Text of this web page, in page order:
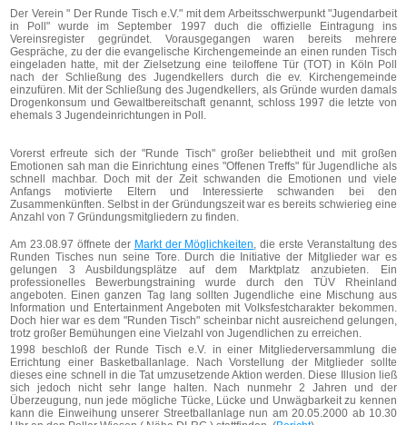
Der Verein " Der Runde Tisch e.V." mit dem Arbeitsschwerpunkt "Jugendarbeit
in Poll" wurde im September 1997 duch die offizielle Eintragung ins
Vereinsregister gegründet. Vorausgegangen waren bereits mehrere
Gespräche, zu der die evangelische Kirchengemeinde an einen runden Tisch
eingeladen hatte, mit der Zielsetzung eine teiloffene Tür (TOT) in Köln Poll
nach der Schließung des Jugendkellers durch die ev. Kirchengemeinde
einzufüren. Mit der Schließung des Jugendkellers, als Gründe wurden damals
Drogenkonsum und Gewaltbereitschaft genannt, schloss 1997 die letzte von
ehemals 3 Jugendeinrichtungen in Poll.
Vorerst erfreute sich der "Runde Tisch" großer beliebtheit und mit großen
Emotionen sah man die Einrichtung eines "Offenen Treffs" für Jugendliche als
schnell machbar. Doch mit der Zeit schwanden die Emotionen und viele
Anfangs motivierte Eltern und Interessierte schwanden bei den
Zusammenkünften. Selbst in der Gründungszeit war es bereits schwierieg eine
Anzahl von 7 Gründungsmitgliedern zu finden.
Am 23.08.97 öffnete der Markt der Möglichkeiten, die erste Veranstaltung des
Runden Tisches nun seine Tore. Durch die Initiative der Mitglieder war es
gelungen 3 Ausbildungsplätze auf dem Marktplatz anzubieten. Ein
professionelles Bewerbungstraining wurde durch den TÜV Rheinland
angeboten. Einen ganzen Tag lang sollten Jugendliche eine Mischung aus
Information und Entertainment Angeboten mit Volksfestcharakter bekommen.
Doch hier war es dem "Runden Tisch" scheinbar nicht ausreichend gelungen,
trotz großer Bemühungen eine Vielzahl von Jugendlichen zu erreichen.
1998 beschloß der Runde Tisch e.V. in einer Mitgliederversammlung die
Errichtung einer Basketballanlage. Nach Vorstellung der Mitglieder sollte
dieses eine schnell in die Tat umzusetzende Aktion werden. Diese Illusion ließ
sich jedoch nicht sehr lange halten. Nach nunmehr 2 Jahren und der
Überzeugung, nun jede mögliche Tücke, Lücke und Unwägbarkeit zu kennen
kann die Einweihung unserer Streetballanlage nun am 20.05.2000 ab 10.30